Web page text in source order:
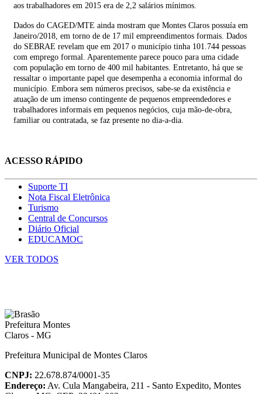
aos trabalhadores em 2015 era de 2,2 salários mínimos.
Dados do CAGED/MTE ainda mostram que Montes Claros possuía em
Janeiro/2018, em torno de de 17 mil empreendimentos formais. Dados
do SEBRAE revelam que em 2017 o município tinha 101.744 pessoas
com emprego formal. Aparentemente parece pouco para uma cidade
com população em torno de 400 mil habitantes. Entretanto, há que se
ressaltar o importante papel que desempenha a economia informal do
município. Embora sem números precisos, sabe-se da existência e
atuação de um imenso contingente de pequenos empreendedores e
trabalhadores informais em pequenos negócios, cuja mão-de-obra,
familiar ou contratada, se faz presente no dia-a-dia.
ACESSO RÁPIDO
Suporte TI
Nota Fiscal Eletrônica
Turismo
Central de Concursos
Diário Oficial
EDUCAMOC
VER TODOS
Prefeitura Municipal de Montes Claros
CNPJ: 22.678.874/0001-35
Endereço: Av. Cula Mangabeira, 211 - Santo Expedito, Montes